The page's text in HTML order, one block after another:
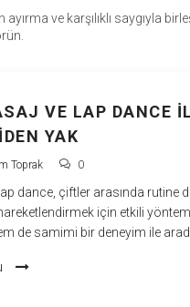
ve karşılıklı saygıyla
VE LAP DANCE
YAK
Toprak 0
dance, çiftler arasında rutine
için etkili
de samimi bir deneyim ile
basit masaj teknikleri ve lap